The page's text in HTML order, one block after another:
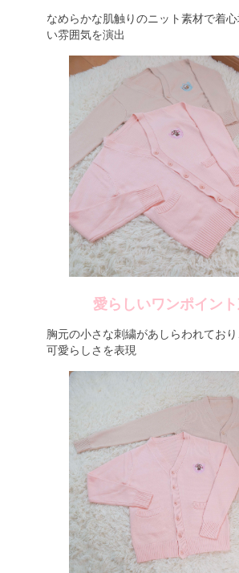
なめらかな肌触りのニット素材で着
い雰囲気を演出
愛らしいワンポイン
胸元の小さな刺繍があしらわれてお
可愛らしさを表現